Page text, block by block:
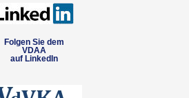
Folgen Sie dem
VDAA
auf LinkedIn